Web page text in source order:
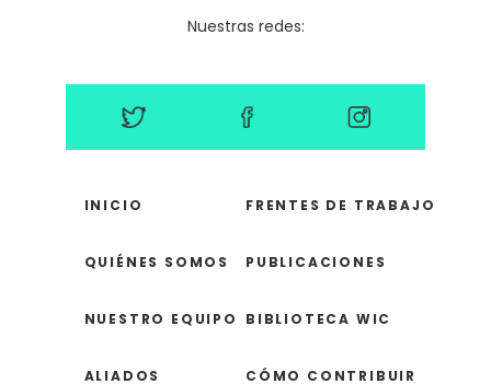
Nuestras redes:
INICIO
QUIÉNES SOMOS
NUESTRO EQUIPO
ALIADOS
FRENTES DE TRABAJO
PUBLICACIONES
BIBLIOTECA WIC
CÓMO CONTRIBUIR